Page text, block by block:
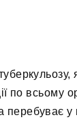
по всьому
у